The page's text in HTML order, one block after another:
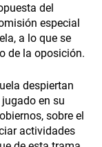
del
especial
a lo que se
de la oposición.
despiertan
en su
sobre el
actividades